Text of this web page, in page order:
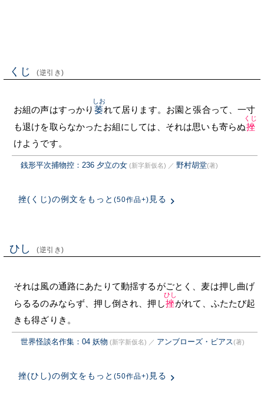
くじ (逆引き)
お組の声はすっかり 萎
しお
れて居ります。お園と張合って、一寸
も退けを取らなかったお組にしては、それは思いも寄らぬ挫
くじ
けようです。
銭形平次捕物控：236 夕立の女 (新字新仮名) ／ 野村胡堂(著)
挫(くじ)の例文をもっと (50作品+) 見る
ひし (逆引き)
それは風の通路にあたりて動揺するがごとく、麦は押し曲げ
らるるのみならず、押し倒され、押し挫
ひし
がれて、ふたたび起
きも得ざりき。
世界怪談名作集：04 妖物 (新字新仮名) ／ アンブローズ・ビアス(著)
挫(ひし)の例文をもっと (50作品+) 見る